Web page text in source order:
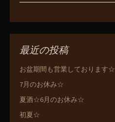
最近の投稿
お盆期間も営業しております☆
7月のお休み☆
夏酒☆6月のお休み☆
初夏☆